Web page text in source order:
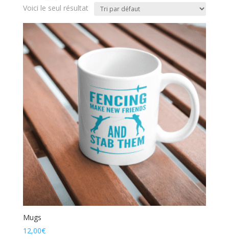
Voici le seul résultat
Mugs
12,00€